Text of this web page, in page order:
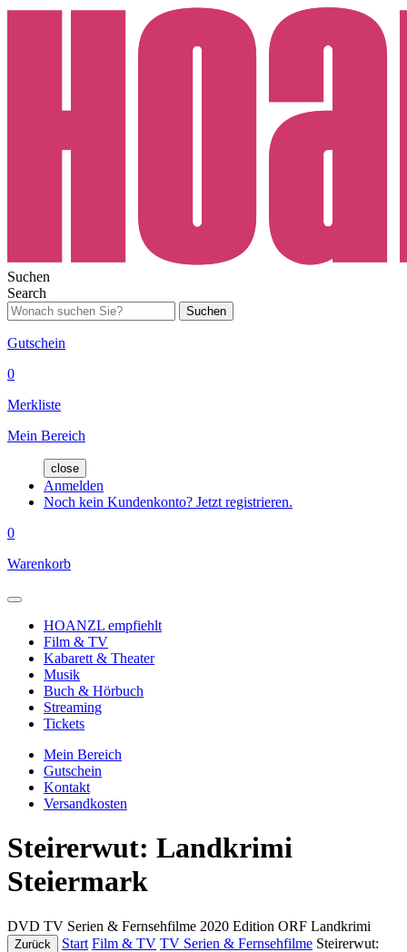
Suchen
Search
Suchen
Gutschein
0
Merkliste
Mein Bereich
close
Anmelden
Noch kein Kundenkonto? Jetzt registrieren.
0
Warenkorb
HOANZL empfiehlt
Film & TV
Kabarett & Theater
Musik
Buch & Hörbuch
Streaming
Tickets
Mein Bereich
Gutschein
Kontakt
Versandkosten
Steirerwut: Landkrimi
Steiermark
DVD TV Serien & Fernsehfilme 2020 Edition ORF Landkrimi
Zurück Start Film & TV TV Serien & Fernsehfilme Steirerwut: